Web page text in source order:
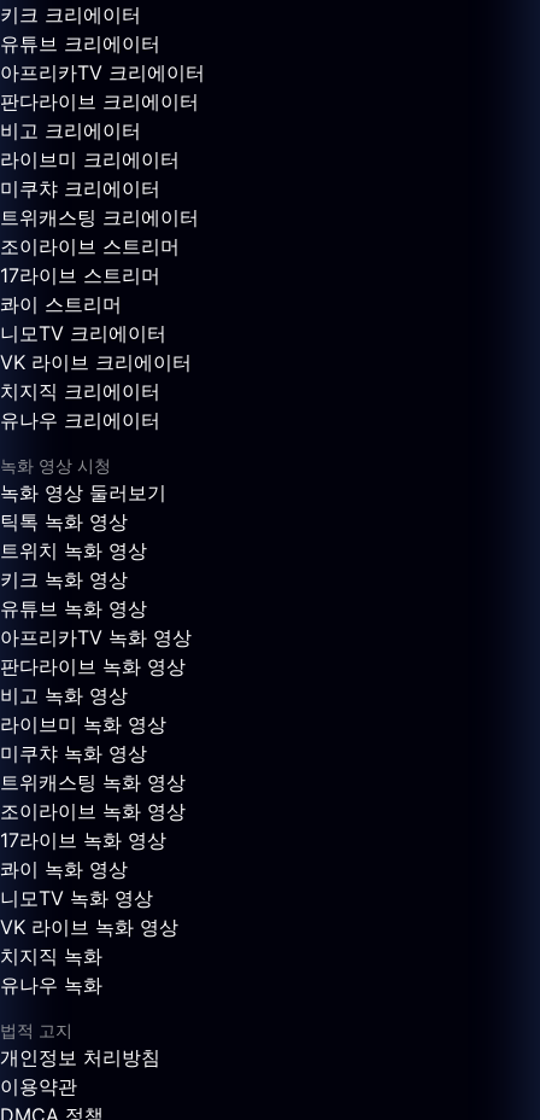
키크 크리에이터
유튜브 크리에이터
아프리카TV 크리에이터
판다라이브 크리에이터
비고 크리에이터
라이브미 크리에이터
미쿠챠 크리에이터
트위캐스팅 크리에이터
조이라이브 스트리머
17라이브 스트리머
콰이 스트리머
니모TV 크리에이터
VK 라이브 크리에이터
치지직 크리에이터
유나우 크리에이터
녹화 영상 시청
녹화 영상 둘러보기
틱톡 녹화 영상
트위치 녹화 영상
키크 녹화 영상
유튜브 녹화 영상
아프리카TV 녹화 영상
판다라이브 녹화 영상
비고 녹화 영상
라이브미 녹화 영상
미쿠챠 녹화 영상
트위캐스팅 녹화 영상
조이라이브 녹화 영상
17라이브 녹화 영상
콰이 녹화 영상
니모TV 녹화 영상
VK 라이브 녹화 영상
치지직 녹화
유나우 녹화
법적 고지
개인정보 처리방침
이용약관